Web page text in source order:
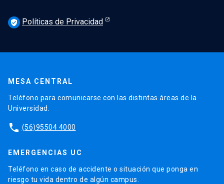
verified_user Políticas de Privacidad
MESA CENTRAL
Teléfono para comunicarse con las distintas áreas de la
Universidad.
phone (56)95504 4000
EMERGENCIAS UC
Teléfono en caso de accidente o situación que ponga en
riesgo tu vida dentro de algún campus.